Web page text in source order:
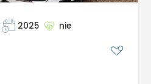
2025 nie